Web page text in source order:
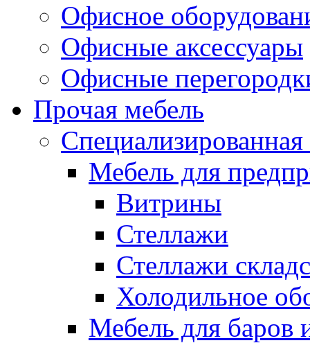
Офисное
Офисные аксессуары
Офисные
Прочая мебель
Специализированная
Мебель для
Витрины
Стеллажи
Стеллажи
Холодильное
Мебель для баров